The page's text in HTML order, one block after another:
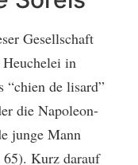
Gesellschaft
in
“chien de lisard”
die Napoleon-
junge Mann
65). Kurz darauf